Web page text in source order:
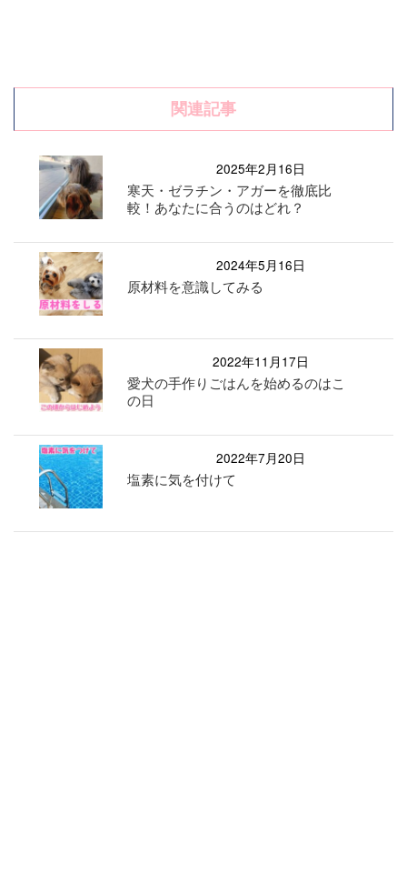
関連記事
2025年2月16日
寒天・ゼラチン・アガーを徹底比
較！あなたに合うのはどれ？
2024年5月16日
原材料を意識してみる
2022年11月17日
愛犬の手作りごはんを始めるのはこ
の日
2022年7月20日
塩素に気を付けて